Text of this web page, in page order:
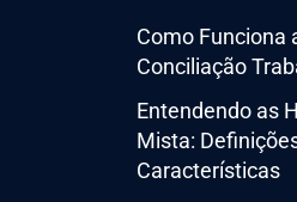
Como Funciona
Conciliação
Entendendo as
Mista:
Características